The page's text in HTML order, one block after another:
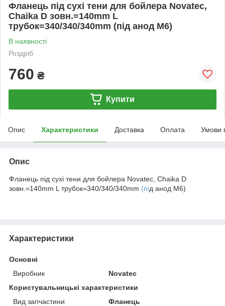
Фланець під сухі тени для бойлера Novatec,
Chaika D зовн.=140mm L
трубок=340/340/340mm (під анод M6)
В наявності
Роздріб
760 ₴
Купити
Опис Характеристики Доставка Оплата Умови
Опис
Фланець під сухі тени для бойлера Novatec, Chaika D
зовн.=140mm L трубок=340/340/340mm (під анод M6)
Характеристики
Основні
Виробник
Novatec
Користувальницькі характеристики
Вид запчастини
Фланець